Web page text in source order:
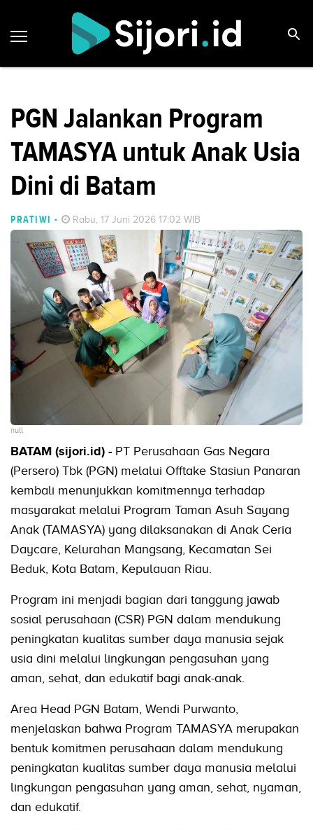
PGN Jalankan Program
TAMASYA untuk Anak Usia
Dini di Batam
PRATIWI - Rabu, 17 Juni 2026 17:02 WIB
null
BATAM (sijori.id) - PT Perusahaan Gas Negara
(Persero) Tbk (PGN) melalui Offtake Stasiun Panaran
kembali menunjukkan komitmennya terhadap
masyarakat melalui Program Taman Asuh Sayang
Anak (TAMASYA) yang dilaksanakan di Anak Ceria
Daycare, Kelurahan Mangsang, Kecamatan Sei
Beduk, Kota Batam, Kepulauan Riau.
Program ini menjadi bagian dari tanggung jawab
sosial perusahaan (CSR) PGN dalam mendukung
peningkatan kualitas sumber daya manusia sejak
usia dini melalui lingkungan pengasuhan yang
aman, sehat, dan edukatif bagi anak-anak.
Area Head PGN Batam, Wendi Purwanto,
menjelaskan bahwa Program TAMASYA merupakan
bentuk komitmen perusahaan dalam mendukung
peningkatan kualitas sumber daya manusia melalui
lingkungan pengasuhan yang aman, sehat, nyaman,
dan edukatif.